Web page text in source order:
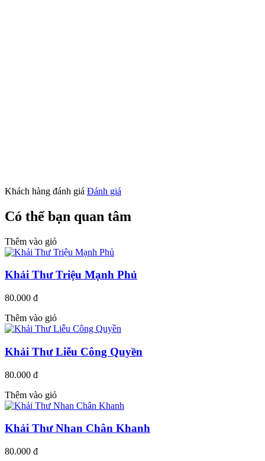
Khách hàng đánh giá Đánh giá
Có thể bạn quan tâm
Thêm vào giỏ
Khải Thư Triệu Mạnh Phủ
80.000 đ
Thêm vào giỏ
Khải Thư Liễu Công Quyền
80.000 đ
Thêm vào giỏ
Khải Thư Nhan Chân Khanh
80.000 đ